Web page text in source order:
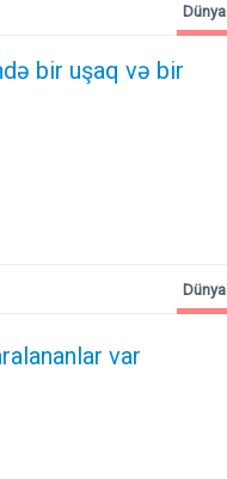
bir uşaq və bir
Dünya
var
Dünya